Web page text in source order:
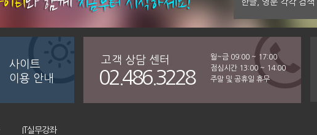
사이트
이용 안내
고객 상담 센터
02.486.3228
월~금 09:00 ~ 17:00
점심시간 13:00 ~ 14:00
주말 및 공휴일 휴무
IT실무강좌